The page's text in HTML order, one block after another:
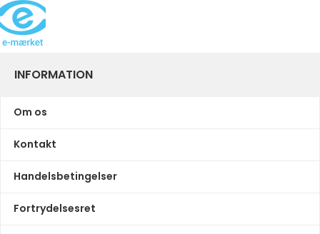
INFORMATION
Om os
Kontakt
Handelsbetingelser
Fortrydelsesret